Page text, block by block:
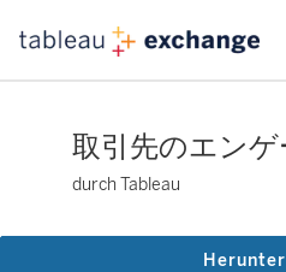
取引先のエンゲ
durch Tableau